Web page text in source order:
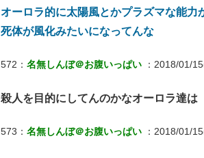
オーロラ的に太陽風とかプラズマな能力
死体が風化みたいになってんな
572： 名無しんぼ＠お腹いっぱい ：2018/01/
殺人を目的にしてんのかなオーロラ達は
573： 名無しんぼ＠お腹いっぱい ：2018/01/